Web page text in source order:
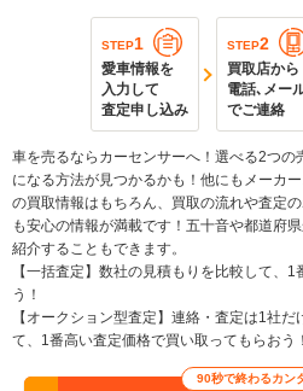
STEP1
愛車情報を
入力して
査定申し込み
STEP2
買取店から
電話､メー
でご連絡
車を売るならカーセンサーへ！選べる2つの
になる方法が見つかるかも！他にもメーカ
の買取情報はもちろん、買取の流れや査定
も安心の情報が満載です！五十音や都道府
紹介することもできます。
【一括査定】数社の見積もりを比較して、
う！
【オークション型査定】連絡・査定は1社
て、1番高い査定価格で買い取ってもらおう！
90秒で終わるカン